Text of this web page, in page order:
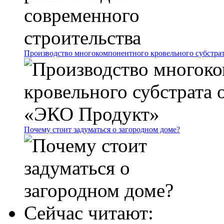
Производство многокомпонентного кровельного
Почему стоит задуматься о загородном доме?
Сейчас читают: